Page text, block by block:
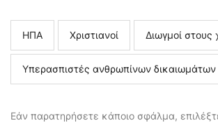
ΗΠΑ Χριστιανοί Διωγμοί στους
Υπερασπιστές ανθρωπίνων δικαιωμάτων
Εάν παρατηρήσετε κάποιο σφάλμα,